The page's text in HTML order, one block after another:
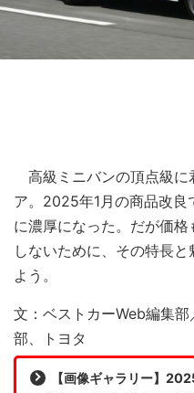
高級ミニバンの頂点級に
ア。2025年1月の商品改良
に濃厚になった。だが価
しないために、その特長
よう。
文：ベストカーWeb編集
部、トヨタ
【画像ギャラリー】